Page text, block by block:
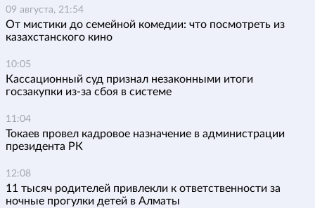
09 августа, 21:54
От мистики до семейной комедии: что посмотреть из
казахстанского кино
10:05
Кассационный суд признал незаконными итоги
госзакупки из-за сбоя в системе
11:04
Токаев провел кадровое назначение в администрации
президента РК
12:08
11 тысяч родителей привлекли к ответственности за
ночные прогулки детей в Алматы